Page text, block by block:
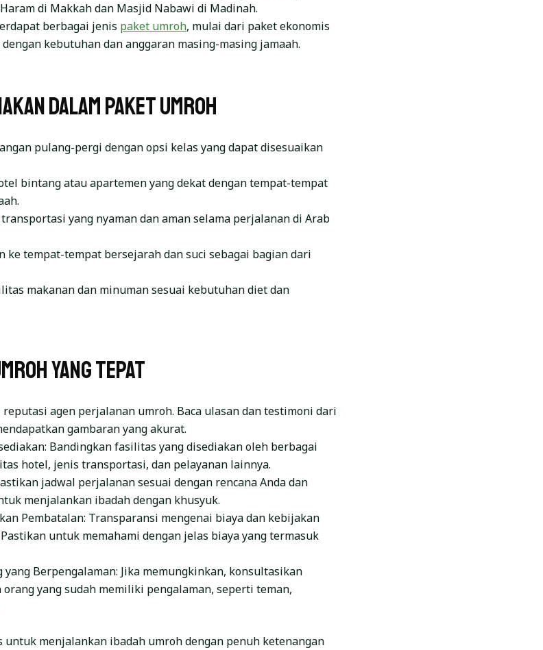
di Makkah dan Masjid Nabawi di Madinah.
berbagai jenis paket umroh, mulai dari paket ekonomis
kebutuhan dan anggaran masing-masing jamaah.
dalam Paket Umroh
pulang-pergi dengan opsi kelas yang dapat disesuaikan
bintang atau apartemen yang dekat dengan tempat-tempat
yang nyaman dan aman selama perjalanan di Arab
ke tempat-tempat bersejarah dan suci sebagai bagian dari
makanan dan minuman sesuai kebutuhan diet dan
yang Tepat
reputasi agen perjalanan umroh. Baca ulasan dan testimoni dari
gambaran yang akurat.
Bandingkan fasilitas yang disediakan oleh berbagai
hotel, jenis transportasi, dan pelayanan lainnya.
jadwal perjalanan sesuai dengan rencana Anda dan
menjalankan ibadah dengan khusyuk.
Pembatalan: Transparansi mengenai biaya dan kebijakan
untuk memahami dengan jelas biaya yang termasuk
yang Berpengalaman: Jika memungkinkan, konsultasikan
orang yang sudah memiliki pengalaman, seperti teman,
menjalankan ibadah umroh dengan penuh ketenangan